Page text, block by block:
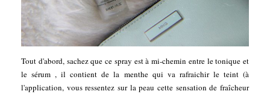
Tout d'abord, sachez que ce spray est à mi-chemin entre le tonique et
le sérum , il contient de la menthe qui va rafraichir le teint (à
l'application, vous ressentez sur la peau cette sensation de fraîcheur